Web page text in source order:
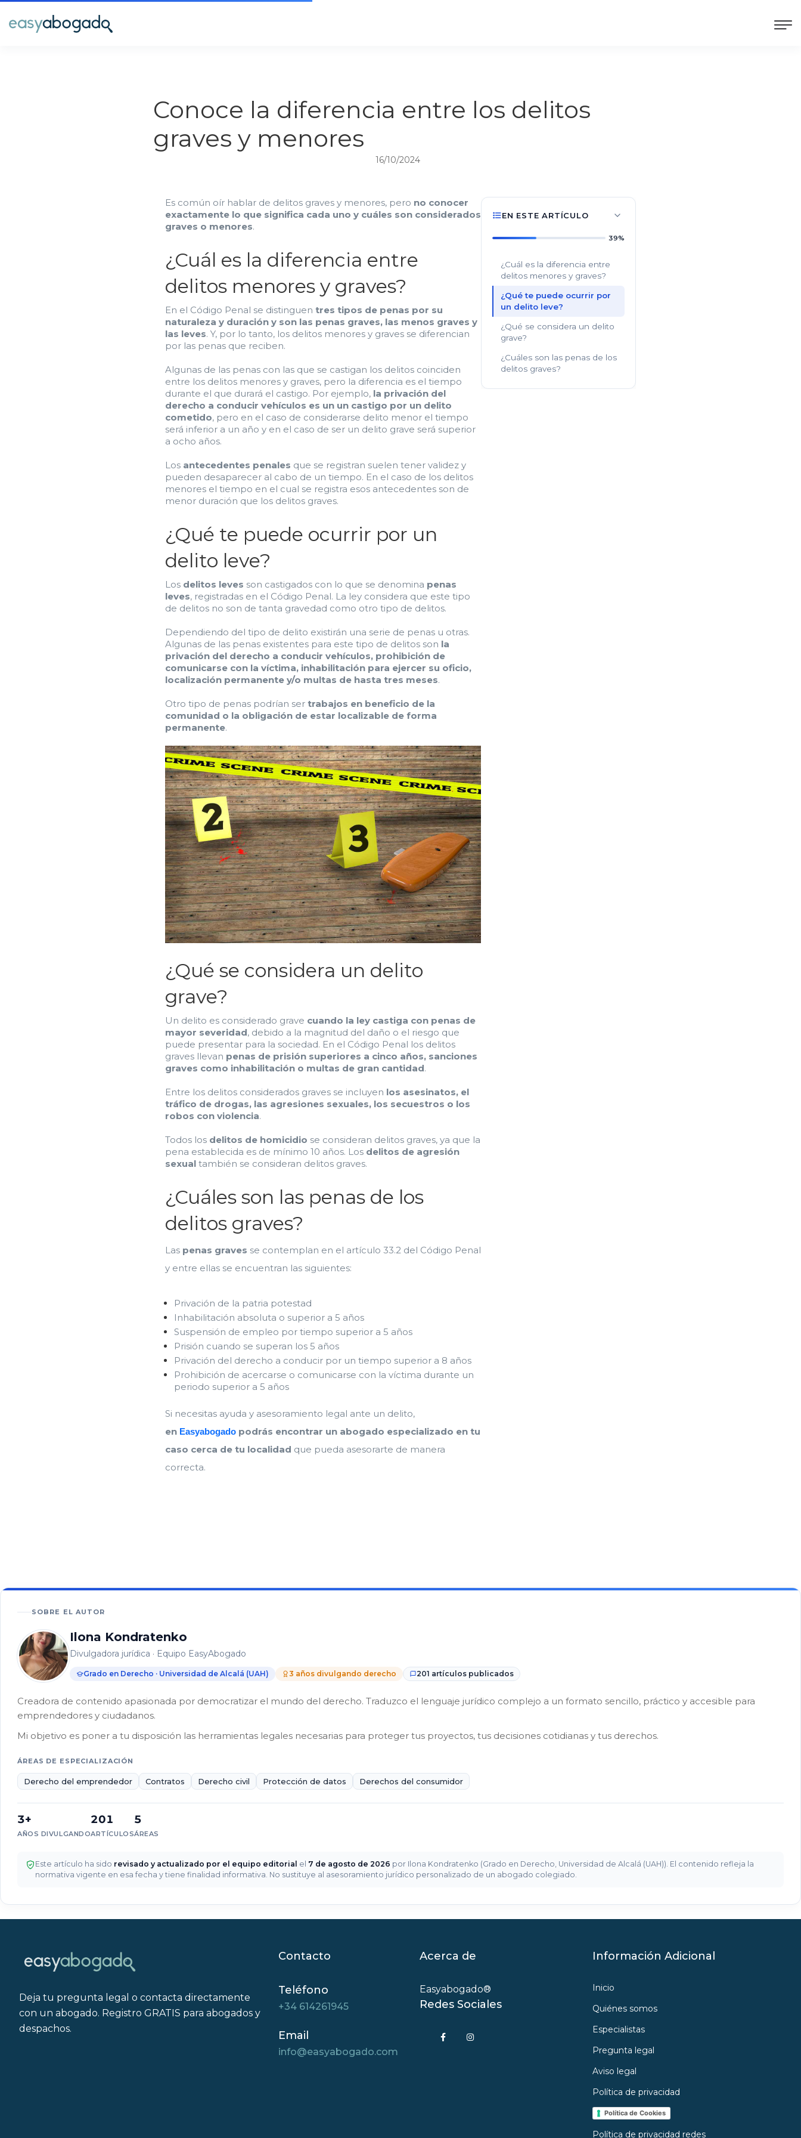
Conoce la diferencia entre los delitos
graves y menores
16/10/2024
Es común oír hablar de delitos graves y menores, pero no conocer
exactamente lo que significa cada uno y cuáles son considerados
graves o menores.
¿Cuál es la diferencia entre
delitos menores y graves?
En el Código Penal se distinguen tres tipos de penas por su
naturaleza y duración y son las penas graves, las menos graves y
las leves. Y, por lo tanto, los delitos menores y graves se diferencian
por las penas que reciben.
Algunas de las penas con las que se castigan los delitos coinciden
entre los delitos menores y graves, pero la diferencia es el tiempo
durante el que durará el castigo. Por ejemplo, la privación del
derecho a conducir vehículos es un un castigo por un delito
cometido, pero en el caso de considerarse delito menor el tiempo
será inferior a un año y en el caso de ser un delito grave será superior
a ocho años.
Los antecedentes penales que se registran suelen tener validez y
pueden desaparecer al cabo de un tiempo. En el caso de los delitos
menores el tiempo en el cual se registra esos antecedentes son de
menor duración que los delitos graves.
¿Qué te puede ocurrir por un
delito leve?
Los delitos leves son castigados con lo que se denomina penas
leves, registradas en el Código Penal. La ley considera que este tipo
de delitos no son de tanta gravedad como otro tipo de delitos.
Dependiendo del tipo de delito existirán una serie de penas u otras.
Algunas de las penas existentes para este tipo de delitos son la
privación del derecho a conducir vehículos, prohibición de
comunicarse con la víctima, inhabilitación para ejercer su oficio,
localización permanente y/o multas de hasta tres meses.
Otro tipo de penas podrían ser trabajos en beneficio de la
comunidad o la obligación de estar localizable de forma
permanente.
¿Qué se considera un delito
grave?
Un delito es considerado grave cuando la ley castiga con penas de
mayor severidad, debido a la magnitud del daño o el riesgo que
puede presentar para la sociedad. En el Código Penal los delitos
graves llevan penas de prisión superiores a cinco años, sanciones
graves como inhabilitación o multas de gran cantidad.
Entre los delitos considerados graves se incluyen los asesinatos, el
tráfico de drogas, las agresiones sexuales, los secuestros o los
robos con violencia.
Todos los delitos de homicidio se consideran delitos graves, ya que la
pena establecida es de mínimo 10 años. Los delitos de agresión
sexual también se consideran delitos graves.
¿Cuáles son las penas de los
delitos graves?
Las penas graves se contemplan en el artículo 33.2 del Código Penal
y entre ellas se encuentran las siguientes:
Privación de la patria potestad
Inhabilitación absoluta o superior a 5 años
Suspensión de empleo por tiempo superior a 5 años
Prisión cuando se superan los 5 años
Privación del derecho a conducir por un tiempo superior a 8 años
Prohibición de acercarse o comunicarse con la víctima durante un
periodo superior a 5 años
Si necesitas ayuda y asesoramiento legal ante un delito,
en Easyabogado podrás encontrar un abogado especializado en tu
caso cerca de tu localidad que pueda asesorarte de manera
correcta.
EN ESTE ARTÍCULO
39%
¿Cuál es la diferencia entre
delitos menores y graves?
¿Qué te puede ocurrir por
un delito leve?
¿Qué se considera un delito
grave?
¿Cuáles son las penas de los
delitos graves?
entre
delitos
menores
y
¿Qué
puede
un
delito
un
delito
graves?
SOBRE EL AUTOR
Ilona Kondratenko
Divulgadora jurídica · Equipo EasyAbogado
Grado en Derecho · Universidad de Alcalá (UAH) 3 años divulgando derecho 201 artículos publicados
Creadora de contenido apasionada por democratizar el mundo del derecho. Traduzco el lenguaje jurídico complejo a un formato sencillo, práctico y accesible para
emprendedores y ciudadanos.
Mi objetivo es poner a tu disposición las herramientas legales necesarias para proteger tus proyectos, tus decisiones cotidianas y tus derechos.
ÁREAS DE ESPECIALIZACIÓN
Derecho del emprendedor Contratos Derecho civil Protección de datos Derechos del consumidor
3+
AÑOS DIVULGANDO
201
ARTÍCULOS
5
ÁREAS
Este artículo ha sido revisado y actualizado por el equipo editorial el 7 de agosto de 2026 por Ilona Kondratenko (Grado en Derecho, Universidad de Alcalá (UAH)). El contenido refleja la
normativa vigente en esa fecha y tiene finalidad informativa. No sustituye al asesoramiento jurídico personalizado de un abogado colegiado.
Deja tu pregunta legal o contacta directamente
con un abogado. Registro GRATIS para abogados y
despachos.
Contacto
Teléfono
+34 614261945
Email
info@easyabogado.com
Acerca de
Easyabogado®
Redes Sociales
Información Adicional
Inicio
Quiénes somos
Especialistas
Pregunta legal
Aviso legal
Política de privacidad
Política de Cookies
Política de privacidad redes